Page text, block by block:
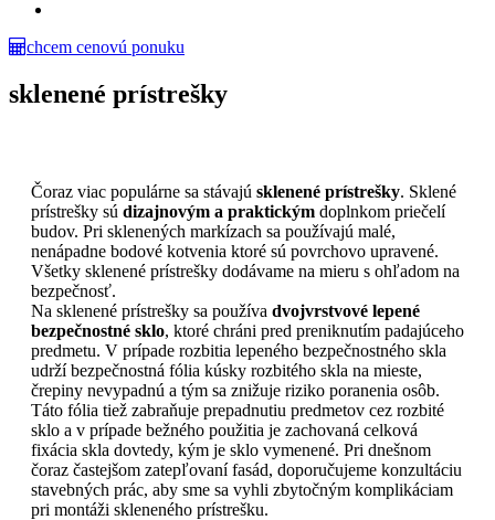
chcem cenovú ponuku
sklenené prístrešky
Čoraz viac populárne sa stávajú sklenené prístrešky. Sklené
prístrešky sú dizajnovým a praktickým doplnkom priečelí
budov. Pri sklenených markízach sa používajú malé,
nenápadne bodové kotvenia ktoré sú povrchovo upravené.
Všetky sklenené prístrešky dodávame na mieru s ohľadom na
bezpečnosť.
Na sklenené prístrešky sa používa dvojvrstvové lepené
bezpečnostné sklo, ktoré chráni pred preniknutím padajúceho
predmetu. V prípade rozbitia lepeného bezpečnostného skla
udrží bezpečnostná fólia kúsky rozbitého skla na mieste,
črepiny nevypadnú a tým sa znižuje riziko poranenia osôb.
Táto fólia tiež zabraňuje prepadnutiu predmetov cez rozbité
sklo a v prípade bežného použitia je zachovaná celková
fixácia skla dovtedy, kým je sklo vymenené. Pri dnešnom
čoraz častejšom zatepľovaní fasád, doporučujeme konzultáciu
stavebných prác, aby sme sa vyhli zbytočným komplikáciam
pri montáži skleneného prístrešku.